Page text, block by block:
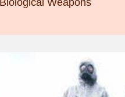
Weapons